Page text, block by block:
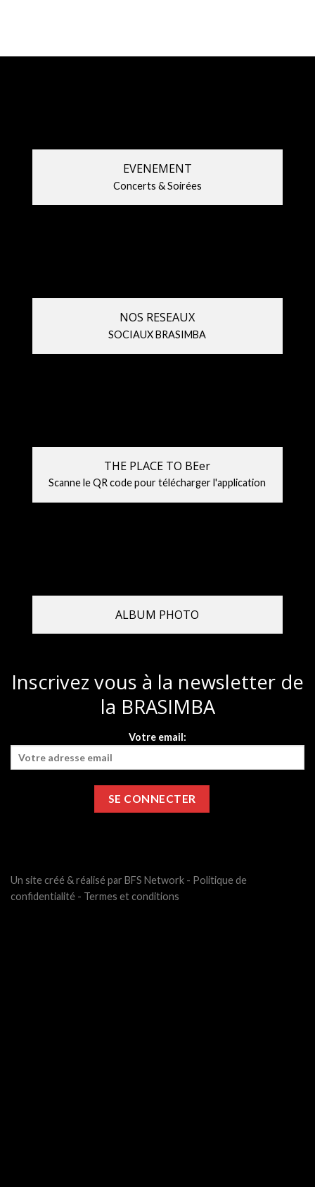
EVENEMENT
Concerts & Soirées
NOS RESEAUX
SOCIAUX BRASIMBA
THE PLACE TO BEer
Scanne le QR code pour télécharger l'application
ALBUM PHOTO
Inscrivez vous à la newsletter de
la BRASIMBA
Votre email:
Un site créé & réalisé par BFS Network - Politique de
confidentialité - Termes et conditions